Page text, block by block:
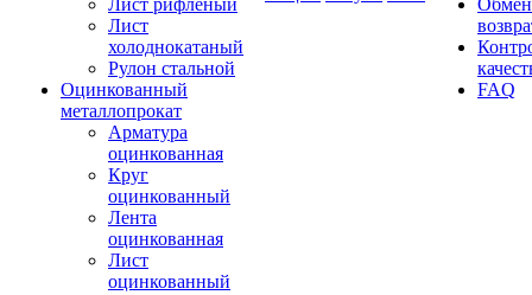
Лист рифленый
Лист
холоднокатаный
Рулон стальной
Оцинкованный
металлопрокат
Арматура
оцинкованная
Круг
оцинкованный
Лента
оцинкованная
Лист
оцинкованный
FAQ